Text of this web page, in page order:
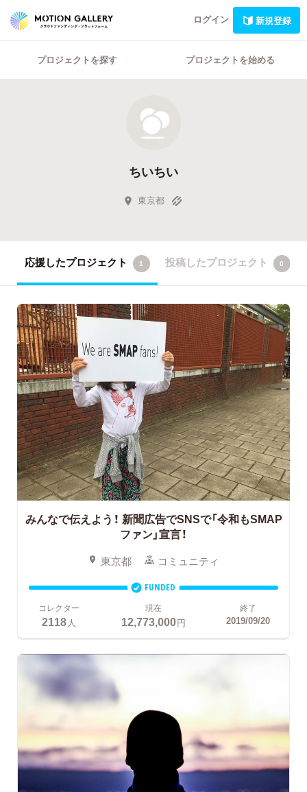
ログイン 新規登録
プロジェクトを探す プロジェクトを始める
ちいちい
東京都
応援したプロジェクト 1 投稿したプロジェクト 0
みんなで伝えよう！ 新聞広告でSNSで「令和もSMAP
ファン」宣言！
東京都 コミュニティ
FUNDED
コレクター
2118 人
現在
12,773,000円
終了
2019/09/20